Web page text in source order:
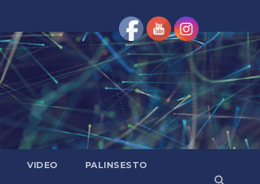
VIDEO PALINSESTO